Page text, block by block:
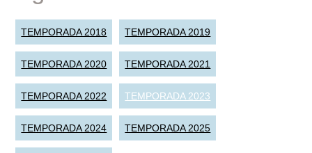
TEMPORADA 2018 TEMPORADA 2019
TEMPORADA 2020 TEMPORADA 2021
TEMPORADA 2022 TEMPORADA 2023
TEMPORADA 2024 TEMPORADA 2025